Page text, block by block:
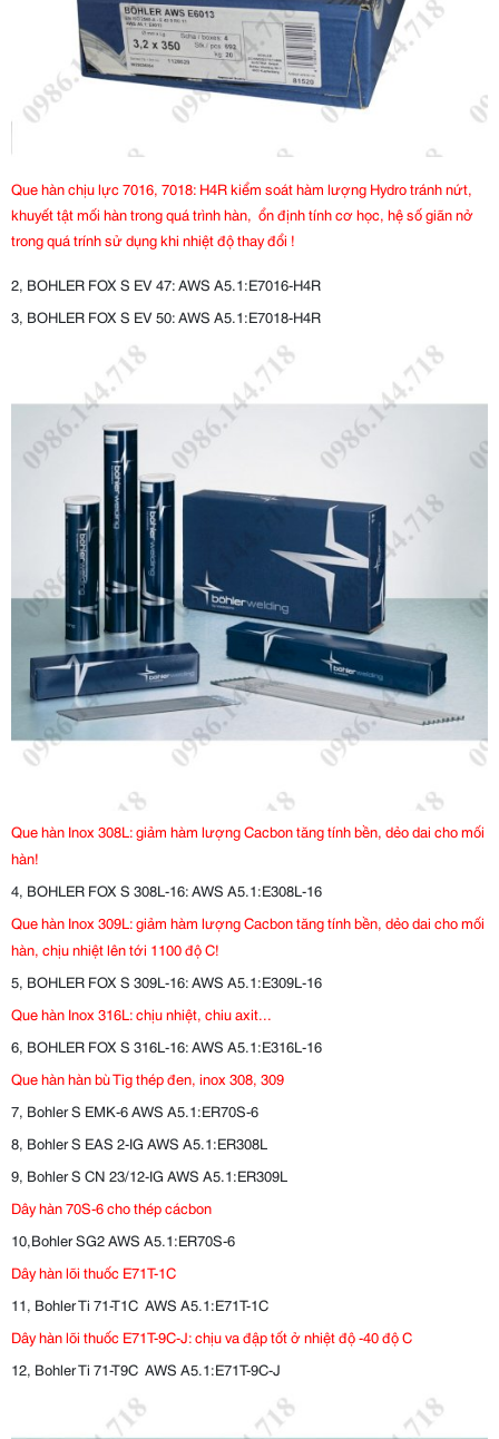
Que hàn chịu lực 7016, 7018: H4R kiểm soát hàm lượng Hydro tránh nứt,
khuyết tậtmối hàn trong quá trình hàn, ổn định tính cơ học, hệ số giãn nở
trong quá trính sử dụng khi nhiệt độ thay đổi !
2, BOHLER FOX S EV 47: AWS A5.1:E7016-H4R
3, BOHLER FOX S EV 50: AWS A5.1:E7018-H4R
Que hàn Inox 308L: giảm hàm lượng Cacbon tăng tính bền, dẻo dai cho mối
hàn!
4, BOHLER FOX S 308L-16: AWS A5.1:E308L-16
Que hàn Inox 309L: giảm hàm lượng Cacbon tăng tính bền, dẻo dai cho mối
hàn, chịu nhiệt lên tới 1100 độ C!
5, BOHLER FOX S 309L-16: AWS A5.1:E309L-16
Que hàn Inox 316L: chịu nhiệt, chiu axit...
6, BOHLER FOX S 316L-16: AWS A5.1:E316L-16
Que hàn hàn bù Tig thép đen, inox 308, 309
7, Bohler S EMK-6AWS A5.1:ER70S-6
8, Bohler S EAS 2-IG AWS A5.1:ER308L
9, Bohler S CN 23/12-IG AWS A5.1:ER309L
Dây hàn 70S-6 cho thép cácbon
10,Bohler SG2AWS A5.1:ER70S-6
Dây hàn lõi thuốc E71T-1C
11, Bohler Ti 71-T1C AWS A5.1:E71T-1C
Dây hàn lõi thuốc E71T-9C-J: chịu va đập tốt ở nhiệt độ -40 độ C
12, Bohler Ti 71-T9C AWS A5.1:E71T-9C-J